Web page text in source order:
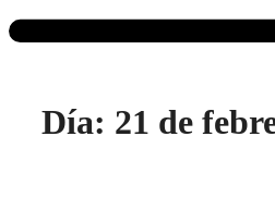
Día: 21 de